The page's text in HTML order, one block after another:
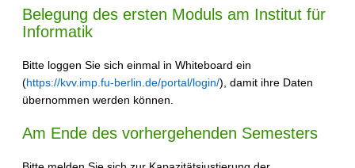
Belegung des ersten Moduls am Institut für
Informatik
Bitte loggen Sie sich einmal in Whiteboard ein
(https://kvv.imp.fu-berlin.de/portal/login/), damit ihre Daten
übernommen werden können.
Am Ende des vorhergehenden Semesters